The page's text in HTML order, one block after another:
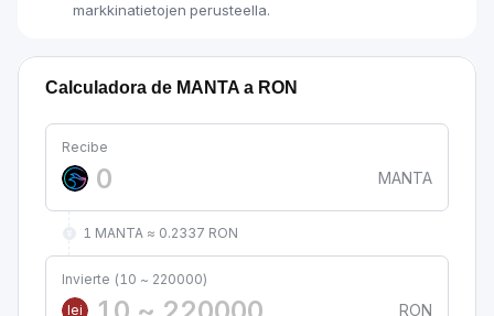
markkinatietojen perusteella.
Calculadora de MANTA a RON
Recibe
MANTA
1 MANTA ≈ 0.2337 RON
Invierte (10 ~ 220000)
lei
RON